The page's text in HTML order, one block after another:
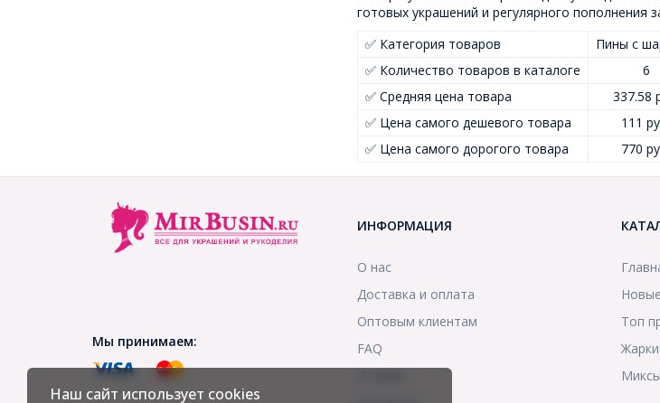
готовых украшений и регулярного пополнения
✅ Категория товаров
Пины с
✅ Количество товаров в каталоге
6
✅ Средняя цена товара
337.58
✅ Цена самого дешевого товара
111
✅ Цена самого дорогого товара
770
Мы принимаем:
ИНФОРМАЦИЯ
О нас
Доставка и оплата
Оптовым клиентам
FAQ
Топ
Наш сайт использует cookies